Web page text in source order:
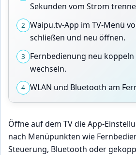
Sekunden vom Strom
2 Waipu.tv-App im TV-Menü
schließen und neu öffnen.
3
Fernbedienung neu
wechseln.
4 WLAN und Bluetooth am
Öffne auf dem TV die App-
nach Menüpunkten wie
Steuerung, Bluetooth oder